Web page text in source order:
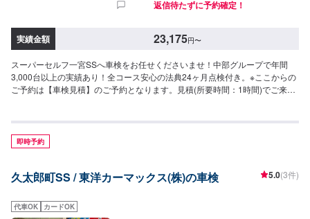
返信待たずに予約確定！
実績金額 23,175円〜
スーパーセルフ一宮SSへ車検をお任せくださいませ！中部グループで年間
3,000台以上の実績あり！全コース安心の法典24ヶ月点検付き。※ここからの
ご予約は【車検見積】のご予約となります。見積(所要時間：1時間)でご来店
即時予約
久太郎町SS / 東洋カーマックス(株)の車検 5.0(3件)
代車OK カードOK